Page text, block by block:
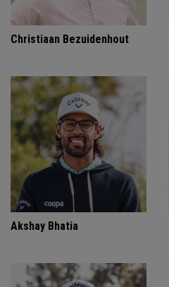
Christiaan Bezuidenhout
Akshay Bhatia